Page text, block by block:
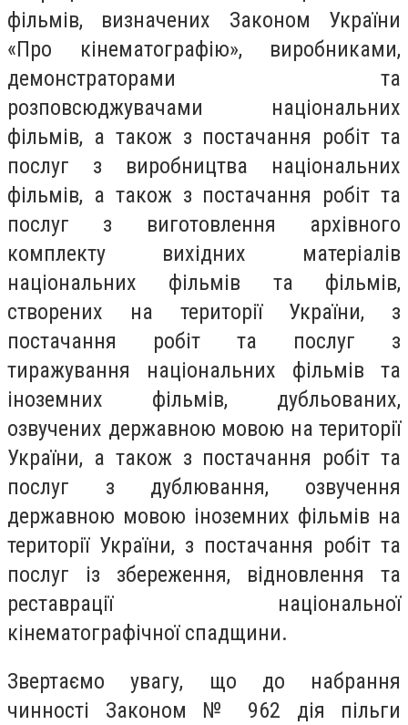
фільмів, визначених Законом України
«Про кінематографію», виробниками,
демонстраторами та
розповсюджувачами національних
фільмів, а також з постачання робіт та
послуг з виробництва національних
фільмів, а також з постачання робіт та
послуг з виготовлення архівного
комплекту вихідних матеріалів
національних фільмів та фільмів,
створених на території України, з
постачання робіт та послуг з
тиражування національних фільмів та
іноземних фільмів, дубльованих,
озвучених державною мовою на території
України, а також з постачання робіт та
послуг з дублювання, озвучення
державною мовою іноземних фільмів на
території України, з постачання робіт та
послуг із збереження, відновлення та
реставрації національної
кінематографічної спадщини.
Звертаємо увагу, що до набрання
чинності Законом № 962 дія пільги